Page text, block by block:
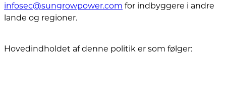
infosec@sungrowpower.com for indbyggere i andre
lande og regioner.
Hovedindholdet af denne politik er som følger: